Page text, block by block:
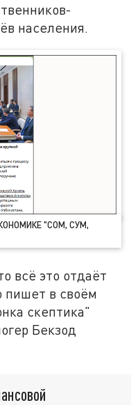
населения.
"СОМ, СУМ,
всё это отдаёт
пишет в своём
скептика"
Бекзод